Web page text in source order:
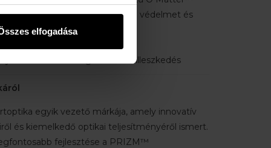
elfogadása
és rugalmas, valamint kiváló védelmet és
biztosító ergonomikus illeszkedés
egyik vezető márkája, amely innovatív
és kiemelkedő optikai teljesítményéről ismert.
fejlesztése a PRIZM™